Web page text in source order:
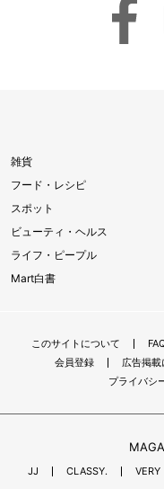
雑貨
フード・レシピ
スポット
ビューティ・ヘルス
ライフ・ピープル
Mart白書
このサイトについて
会員登録
広告掲載
プライバシ
JJ CLASSY. VERY